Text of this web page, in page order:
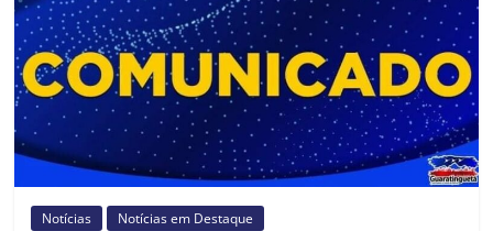
Prefeitura
Estância
Turística
Guaratinguetá
Notícias Notícias em Destaque